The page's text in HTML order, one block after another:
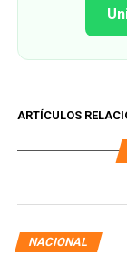
ARTÍCULOS
NACIONAL